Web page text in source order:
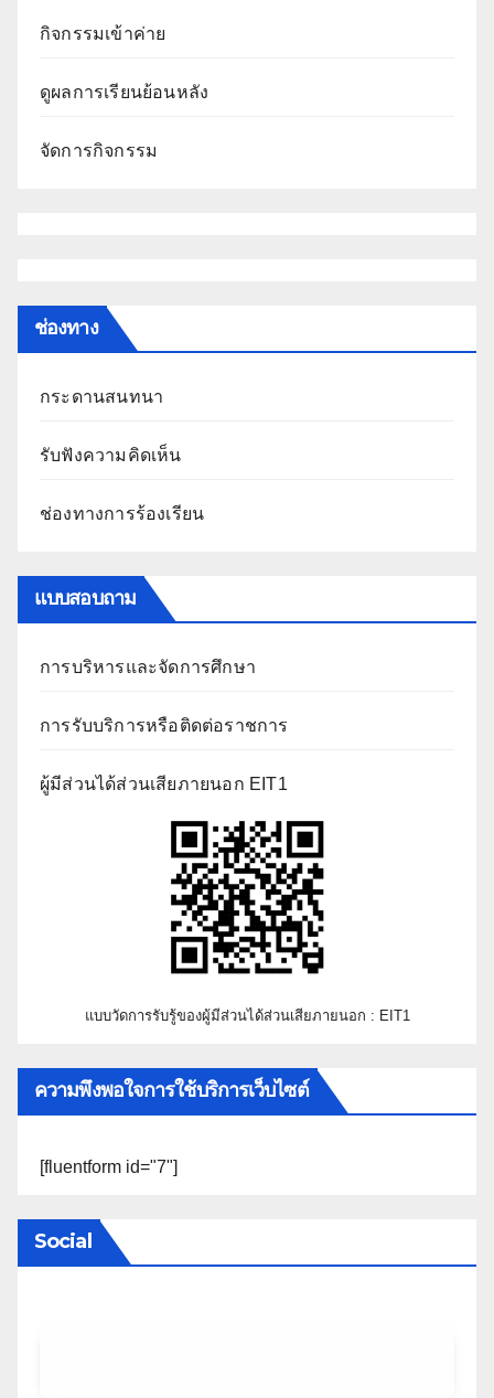
กิจกรรมเข้าค่าย
ดูผลการเรียนย้อนหลัง
จัดการกิจกรรม
ช่องทาง
กระดานสนทนา
รับฟังความคิดเห็น
ช่องทางการร้องเรียน
แบบสอบถาม
การบริหารและจัดการศึกษา
การรับบริการหรือติดต่อราชการ
ผู้มีส่วนได้ส่วนเสียภายนอก EIT1
แบบวัดการรับรู้ของผู้มีส่วนได้ส่วนเสียภายนอก : EIT1
ความพึงพอใจการใช้บริการเว็บไซต์
[fluentform id="7"]
Social